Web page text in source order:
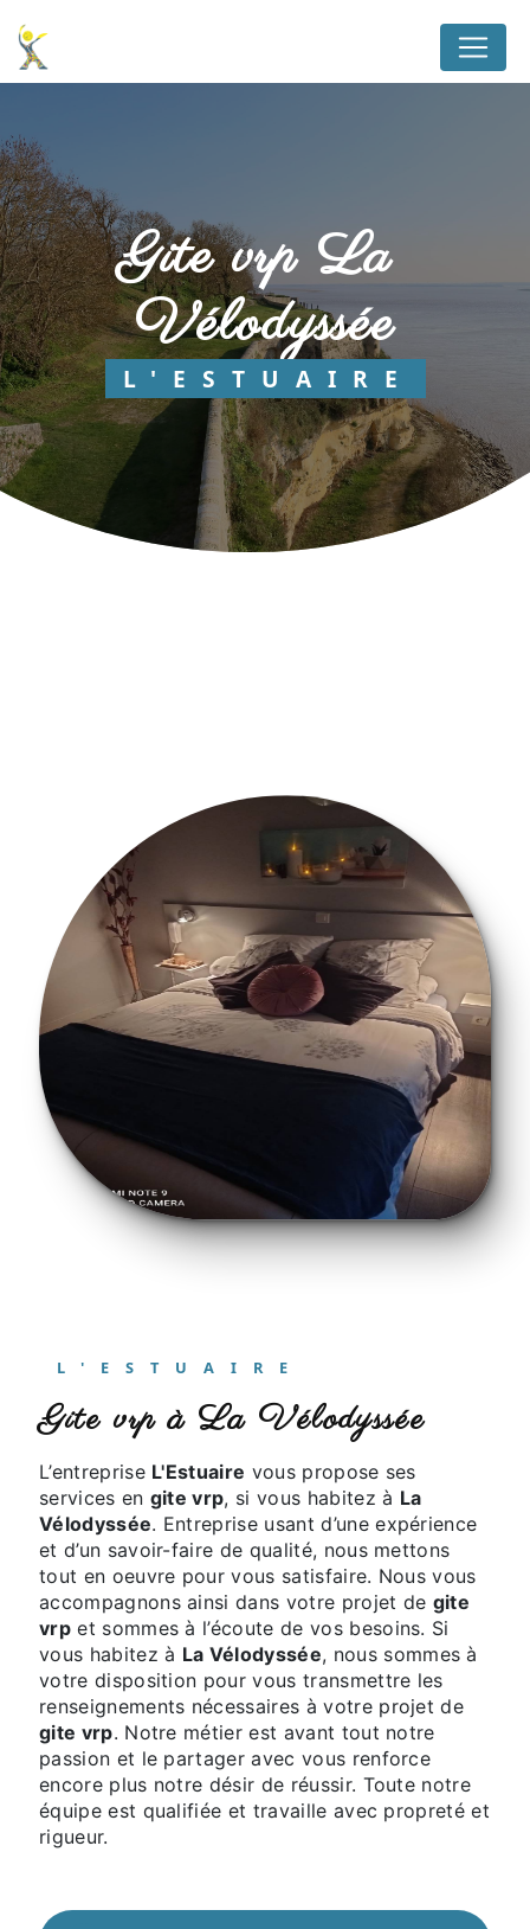
gite vrp La
Vélodyssée
L'ESTUAIRE
L'ESTUAIRE
gite vrp à La Vélodyssée
L’entreprise L'Estuaire vous propose ses
services en gite vrp, si vous habitez à La
Vélodyssée. Entreprise usant d’une expérience
et d’un savoir-faire de qualité, nous mettons
tout en oeuvre pour vous satisfaire. Nous vous
accompagnons ainsi dans votre projet de gite
vrpet sommes à l’écoute de vos besoins. Si
vous habitez à La Vélodyssée, nous sommes à
votre disposition pour vous transmettre les
renseignements nécessaires à votre projet de
gite vrp. Notre métier est avant tout notre
passion et le partager avec vous renforce
encore plus notre désir de réussir. Toute notre
équipe est qualifiée et travaille avec propreté et
rigueur.